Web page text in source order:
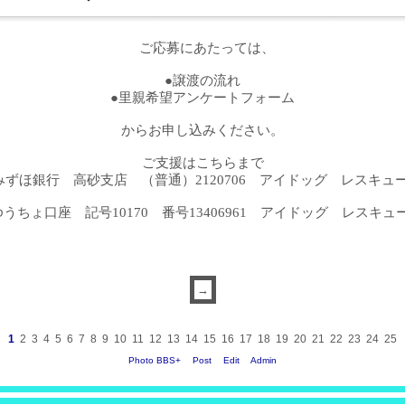
ご応募にあたっては、
●譲渡の流れ
●里親希望アンケートフォーム
からお申し込みください。
ご支援はこちらまで
ずほ銀行 高砂支店 （普通）2120706 アイドッグ レスキュ
うちょ口座 記号10170 番号13406961 アイドッグ レスキュ
1 2 3 4 5 6 7 8 9 10 11 12 13 14 15 16 17 18 19 20 21 22 23 24 25
Photo BBS+ Post Edit Admin